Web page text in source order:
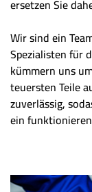
ersetzen Sie
Wir sind ein
Spezialisten für
kümmern uns
teuersten Teile
zuverlässig,
ein